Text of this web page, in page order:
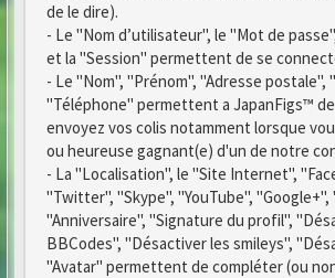
de le dire).
- Le "Nom d’utilisateur", le "Mot de
et la "Session" permettent de se
- Le "Nom", "Prénom", "Adresse postale",
"Téléphone" permettent a JapanFigs™
envoyez vos colis notamment lorsque
ou heureuse gagnant(e) d'un de notre
- La "Localisation", le "Site Internet",
"Twitter", "Skype", "YouTube", "Google+",
"Anniversaire", "Signature du profil",
BBCodes", "Désactiver les smileys",
"Avatar" permettent de compléter (ou